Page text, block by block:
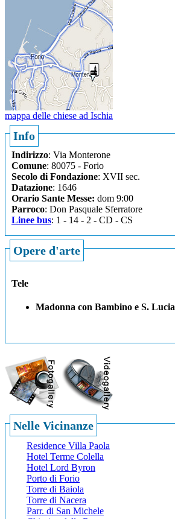
mappa delle chiese ad Ischia
Info
Indirizzo: Via Monterone
Comune: 80075 - Forio
Secolo di Fondazione: XVII sec.
Datazione: 1646
Orario Sante Messe: dom 9:00
Parroco: Don Pasquale Sferratore
Linee bus: 1 - 14 - 2 - CD - CS
Opere d'arte
Tele
Madonna con Bambino e S. Lucia
Nelle Vicinanze
Residence Villa Paola
Hotel Terme Colella
Hotel Lord Byron
Porto di Forio
Torre di Baiola
Torre di Nacera
Parr. di San Michele